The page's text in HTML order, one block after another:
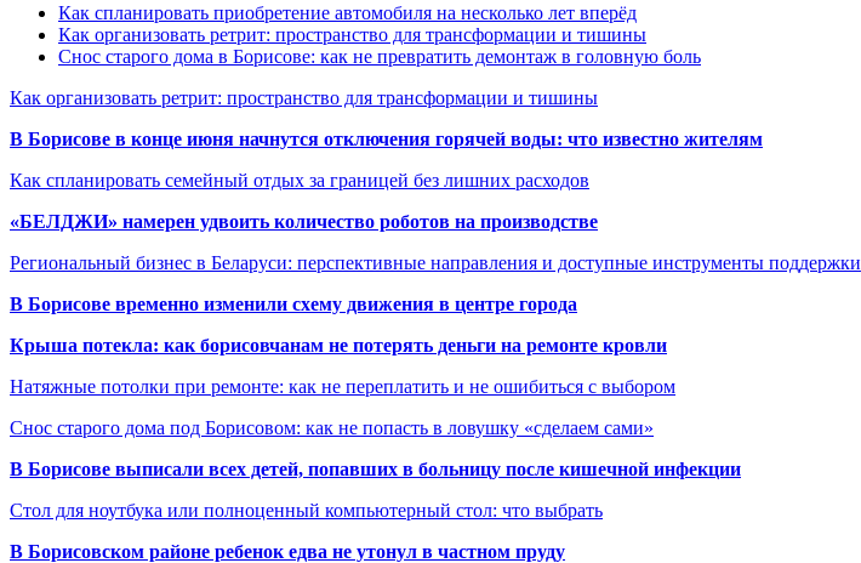
Как спланировать приобретение автомобиля на несколько лет вперёд
Как организовать ретрит: пространство для трансформации и тишины
Снос старого дома в Борисове: как не превратить демонтаж в головную боль
Как организовать ретрит: пространство для трансформации и тишины
В Борисове в конце июня начнутся отключения горячей воды: что известно жителям
Как спланировать семейный отдых за границей без лишних расходов
«БЕЛДЖИ» намерен удвоить количество роботов на производстве
Региональный бизнес в Беларуси: перспективные направления и доступные инструменты поддержки
В Борисове временно изменили схему движения в центре города
Крыша потекла: как борисовчанам не потерять деньги на ремонте кровли
Натяжные потолки при ремонте: как не переплатить и не ошибиться с выбором
Снос старого дома под Борисовом: как не попасть в ловушку «сделаем сами»
В Борисове выписали всех детей, попавших в больницу после кишечной инфекции
Стол для ноутбука или полноценный компьютерный стол: что выбрать
В Борисовском районе ребенок едва не утонул в частном пруду